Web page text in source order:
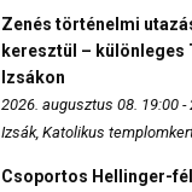
Zenés történelmi
keresztül –
Izsákon
2026. augusztus 08. 19:00 -
Izsák, Katolikus
Csoportos Hellinger-